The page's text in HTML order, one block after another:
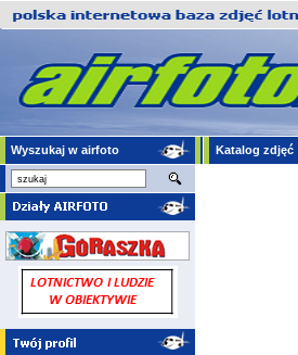
Wyszukaj w airfoto Katalog zdjęć